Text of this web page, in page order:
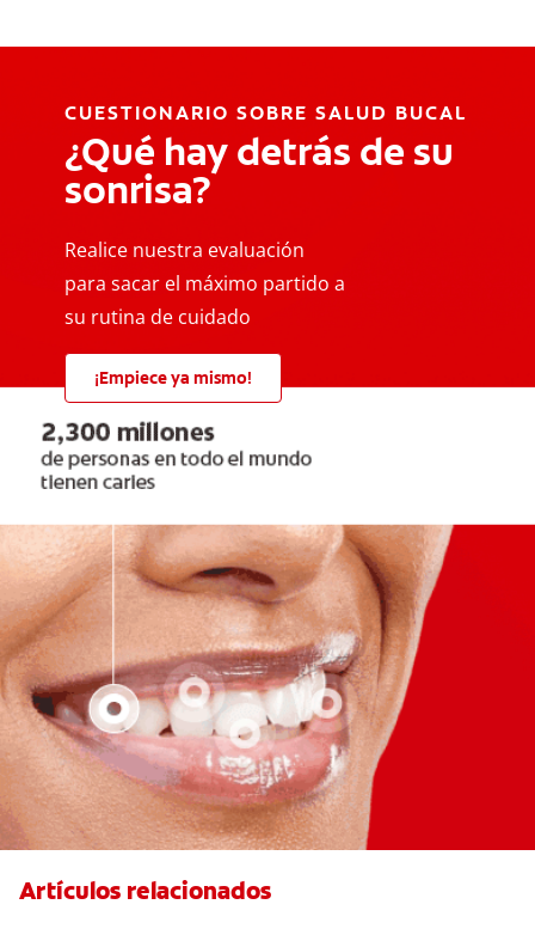
CUESTIONARIO SOBRE SALUD BUCAL
¿Qué hay detrás de su
sonrisa?
Realice nuestra evaluación
para sacar el máximo partido a
su rutina de cuidado
¡Empiece ya mismo!
Artículos relacionados